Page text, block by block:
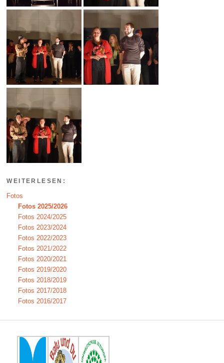
WEITERLESEN:
Fotos
Fotos 2025/2026
Fotos 2024/2025
Fotos 2023/2024
Fotos 2022/2023
Fotos 2021/2022
Fotos 2020/2021
Fotos 2019/2020
Fotos 2018/2019
Fotos 2017/2018
Fotos 2016/2017